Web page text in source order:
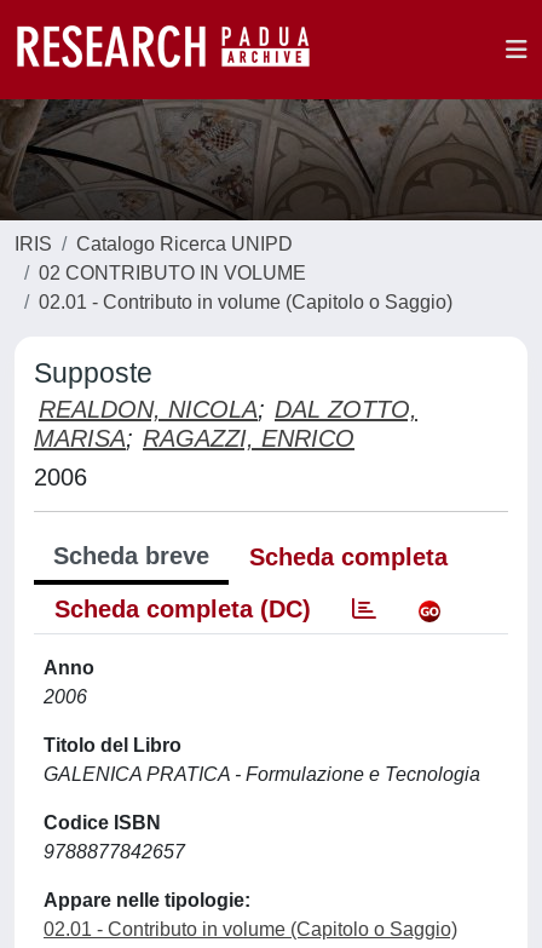
IRIS
Catalogo Ricerca UNIPD
02 CONTRIBUTO IN VOLUME
02.01 - Contributo in volume (Capitolo o Saggio)
Supposte
REALDON, NICOLA; DAL ZOTTO,
MARISA; RAGAZZI, ENRICO
2006
Scheda breve
Scheda completa
Scheda completa (DC)
Anno
2006
Titolo del Libro
GALENICA PRATICA - Formulazione e Tecnologia
Codice ISBN
9788877842657
Appare nelle tipologie:
02.01 - Contributo in volume (Capitolo o Saggio)